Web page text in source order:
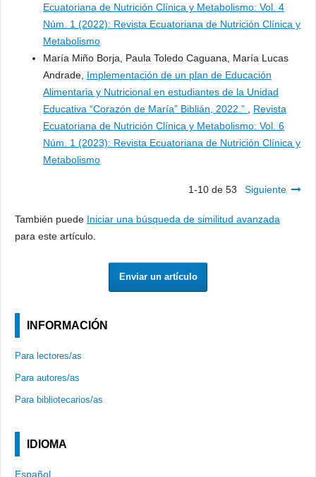
Ecuatoriana de Nutrición Clínica y Metabolismo: Vol. 4
Núm. 1 (2022): Revista Ecuatoriana de Nutrición Clínica y
Metabolismo
María Miño Borja, Paula Toledo Caguana, María Lucas
Andrade, Implementación de un plan de Educación
Alimentaria y Nutricional en estudiantes de la Unidad
Educativa “Corazón de María” Biblián, 2022.”
Revista
Ecuatoriana de Nutrición Clínica y Metabolismo: Vol. 6
Núm. 1 (2023): Revista Ecuatoriana de Nutrición Clínica y
Metabolismo
1-10 de 53 Siguiente
También puede Iniciar una búsqueda de similitud avanzada
para este artículo.
Enviar un artículo
INFORMACIÓN
Para lectores/as
Para autores/as
Para bibliotecarios/as
IDIOMA
Español